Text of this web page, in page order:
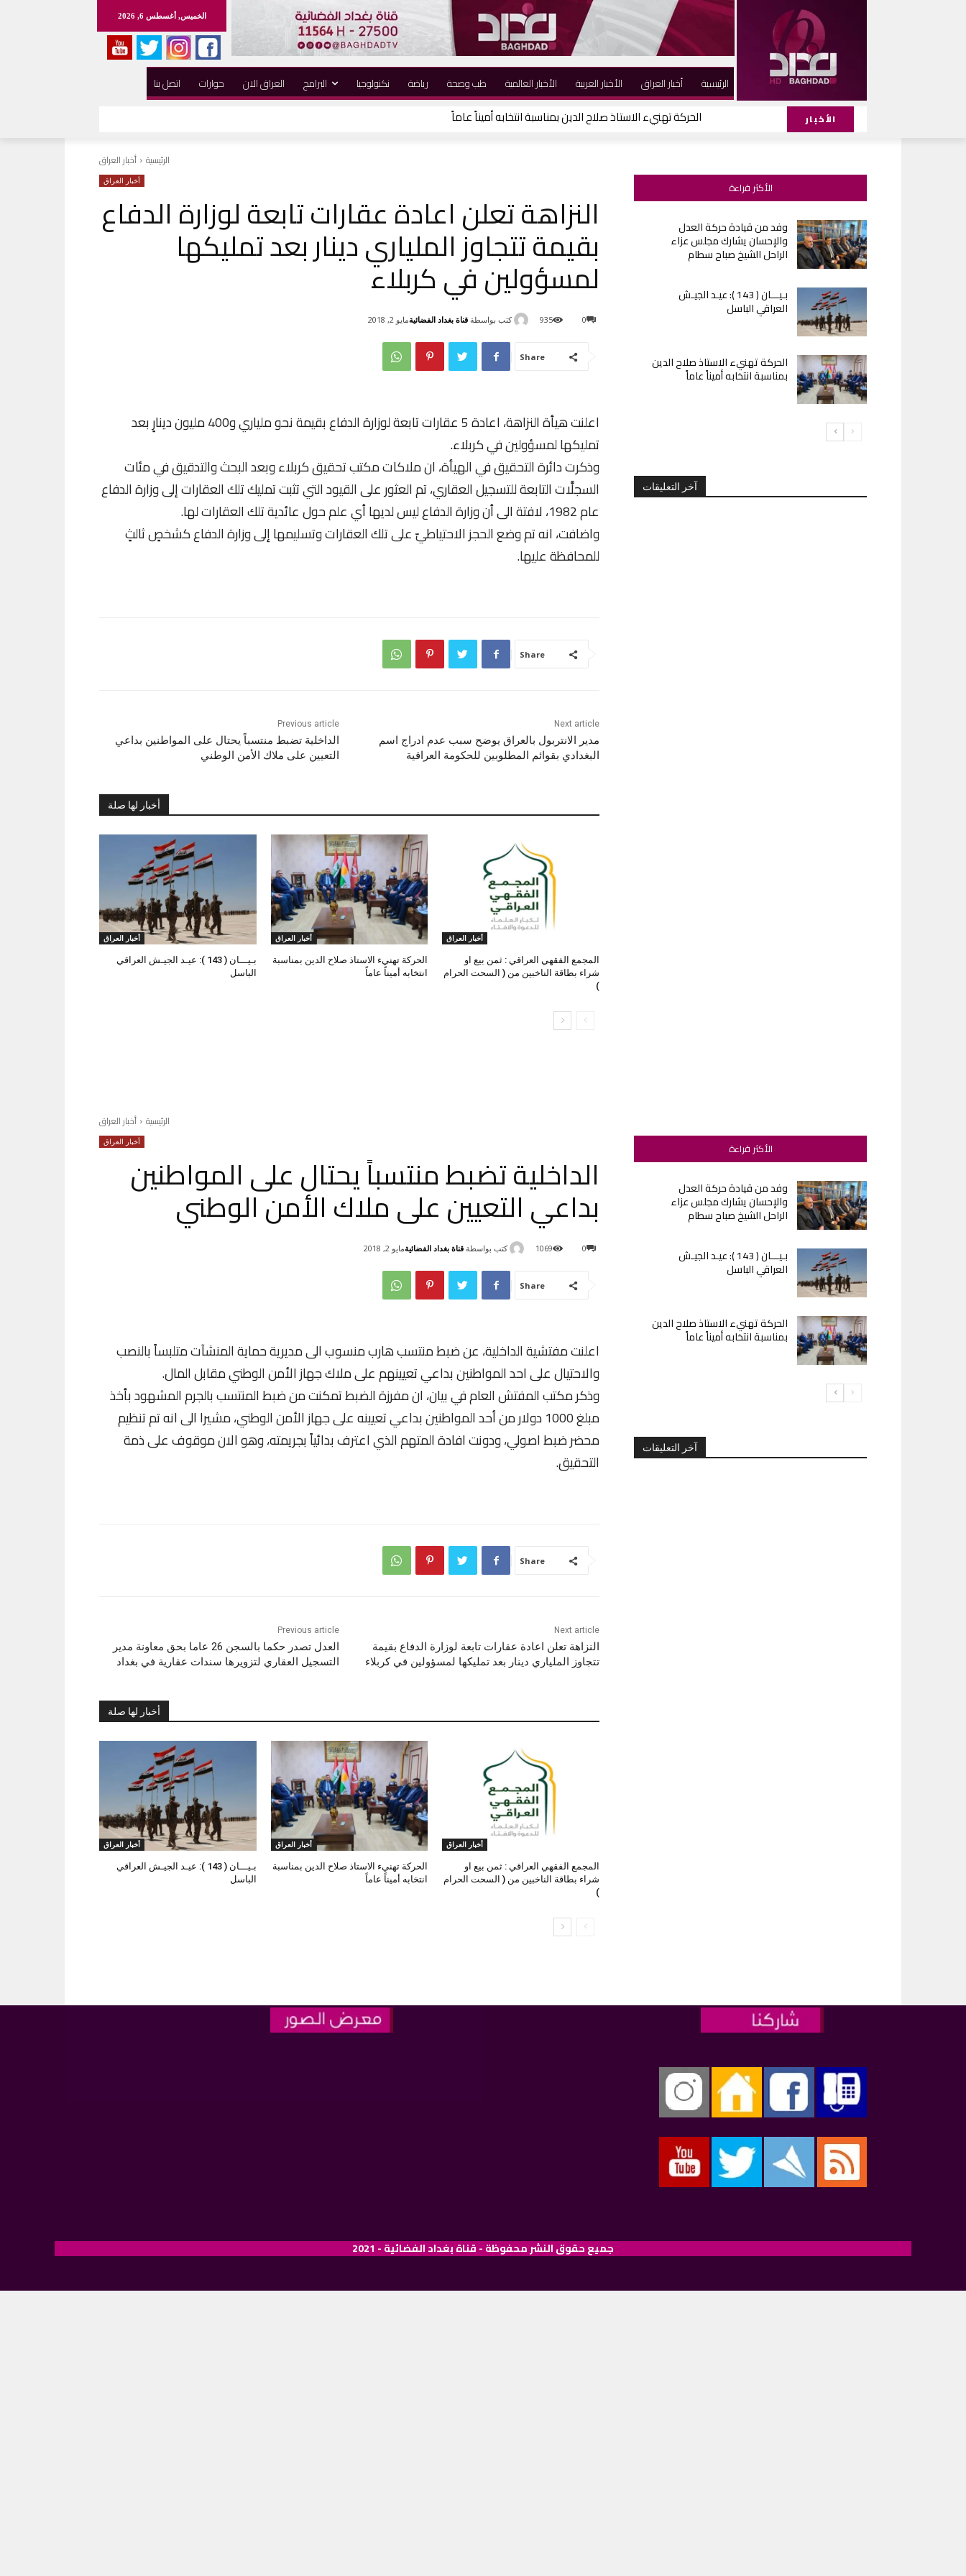
الخميس, أغسطس 6, 2026
اتصل بنا حوارات العراق الان البرامج نكنولوجيا رياضة طب وصحة الأخبار العالمية الأخبار العربية أخبار العراق الرئيسية
الأخبار الحركة تهنيء الاستاذ صلاح الدين بمناسبة انتخابه أميناً عاماً
الرئيسية أخبار العراق
أخبار العراق
النزاهة تعلن اعادة عقارات تابعة لوزارة الدفاع
بقيمة تتجاوز الملياري دينار بعد تمليكها
لمسؤولين في كربلاء
كتب بواسطة قناة بغداد الفضائيةمايو 2, 2018 0
935
Share
اعلنت هيأة النزاهة، اعادة 5 عقارات تابعة لوزارة الدفاع بقيمة نحو ملياري و400 مليون دينارٍ بعد
تمليكها لمسؤولين في كربلاء.
وذكرت دائرة التحقيق في الهيأة، ان ملاكات مكتب تحقيق كربلاء وبعد البحث والتدقيق في مئات
السجلَّات التابعة للتسجيل العقاري، تم العثور على القيود التي تثبت تمليك تلك العقارات إلى وزارة الدفاع
عام 1982، لافتة الى أن وزارة الدفاع ليس لديها أي علم حول عائدية تلك العقارات لها.
واضافت، انه تم وضع الحجز الاحتياطيّ على تلك العقارات وتسليمها إلى وزارة الدفاع كشخصٍ ثالثٍ
للمحافظة عليها.
Share
Previous article
الداخلية تضبط منتسباً يحتال على المواطنين بداعي
التعيين على ملاك الأمن الوطني
Next article
مدير الانتربول بالعراق يوضح سبب عدم ادراج اسم
البغدادي بقوائم المطلوبين للحكومة العراقية
أخبار لها صلة
أخبار العراق
بـيـــان ( 143 ): عيـد الجيـش العراقي
الباسل
أخبار العراق
الحركة تهنيء الاستاذ صلاح الدين بمناسبة
انتخابه أميناً عاماً
أخبار العراق
المجمع الفقهي العراقي : ثمن بيع او
شراء بطاقة الناخبين من ( السحت الحرام
)
الأكثر قراءة
وفد من قيادة حركة العدل
والإحسان يشارك مجلس عزاء
الراحل الشيخ صباح سطام
بـيـــان ( 143 ): عيـد الجيـش
العراقي الباسل
الحركة تهنيء الاستاذ صلاح الدين
بمناسبة انتخابه أميناً عاماً
آخر التعليقات
جميع حقوق النشر محفوظة - قناة بغداد الفضائية - 2021